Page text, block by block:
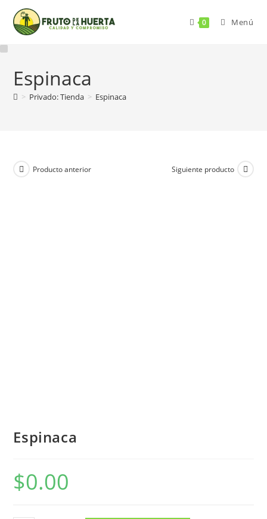
0 Menú
Espinaca
> Privado: Tienda > Espinaca
Producto anterior Siguiente producto
Espinaca
$0.00